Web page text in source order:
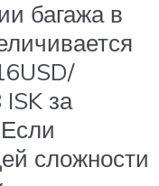
багажа в
за
сложности